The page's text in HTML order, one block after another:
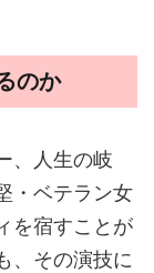
のか
、人生の岐
・ベテラン女
を宿すことが
、その演技に